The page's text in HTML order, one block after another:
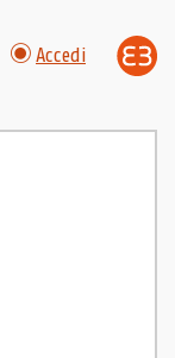
Accedi